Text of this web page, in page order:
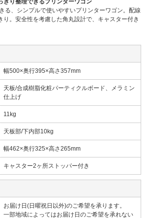
きり整理できるプリンターワゴン
る、シンプルで使いやすいプリンターワゴン。配線
り。安全性を考慮した角丸設計で、キャスター付き
幅500×奥行395×高さ357mm
天板/合成樹脂化粧パーティクルボード、メラミン
仕上げ
11kg
天板部/下内部10kg
幅462×奥行325×高さ265mm
キャスター2ヶ所ストッパー付き
お届け日(日曜祝日以外)のご希望を承ります。
一部地域によってはお届け日のご希望を承れない